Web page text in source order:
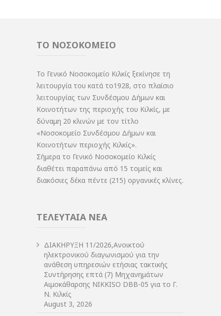
ΤΟ ΝΟΣΟΚΟΜΕΙΟ
Το Γενικό Νοσοκομείο Κιλκίς ξεκίνησε τη
λειτουργία του κατά το1928, στο πλαίσιο
λειτουργίας των Συνδέσμου Δήμων και
Κοινοτήτων της περιοχής του Κιλκίς, με
δύναμη 20 κλινών με τον τίτλο
«Νοσοκομείο Συνδέσμου Δήμων και
Κοινοτήτων περιοχής Κιλκίς».
Σήμερα το Γενικό Νοσοκομείο Κιλκίς
διαθέτει παραπάνω από 15 τομείς και
διακόσιες δέκα πέντε (215) οργανικές κλίνες.
ΤΕΛΕΥΤΑΙΑ ΝΕΑ
ΔIΑΚΗΡΥΞΗ 11/2026,Ανοικτού
ηλεκτρονικού διαγωνισμού για την
ανάθεση υπηρεσιών ετήσιας τακτικής
Συντήρησης επτά (7) Μηχανημάτων
Αιμοκάθαρσης NIKKISO DBB-05 για το Γ.
Ν. Κιλκίς
August 3, 2026